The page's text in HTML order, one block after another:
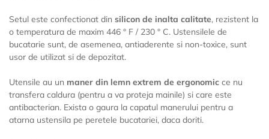
Setul este confectionat din silicon de inalta calitate, rezistent la
o temperatura de maxim 446 ° F / 230 ° C. Ustensilele de
bucatarie sunt, de asemenea, antiaderente si non-toxice, sunt
usor de utilizat si de depozitat.
Utensile au un maner din lemn extrem de ergonomic ce nu
transfera caldura (pentru a va proteja mainile) si care este
antibacterian. Exista o gaura la capatul manerului pentru a
atarna ustensila pe peretele bucatariei, daca doriti.